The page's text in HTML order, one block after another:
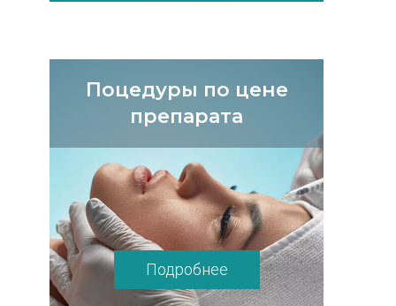
Поцедуры по цене
препарата
Подробнее